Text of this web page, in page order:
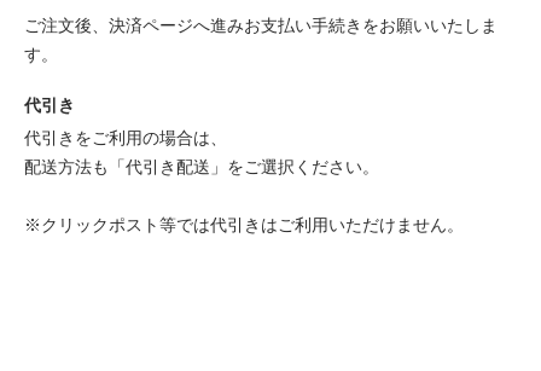
ご注文後、決済ページへ進みお支払い手続きをお願いいたしま
す。
代引き
代引きをご利用の場合は、
配送方法も「代引き配送」をご選択ください。
※クリックポスト等では代引きはご利用いただけません。